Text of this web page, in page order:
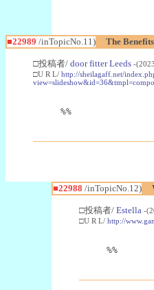
■22989 /inTopicNo.11) The
□投稿者/ door fitter Leeds -
□U R L/ http://sheilagaff.net/
%%
■22988 /inTopicNo.12)
□投稿者/ Estella -
□U R L/ http://
%%